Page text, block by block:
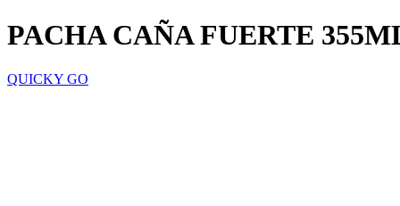
PACHA CAÑA FUERTE
QUICKY GO